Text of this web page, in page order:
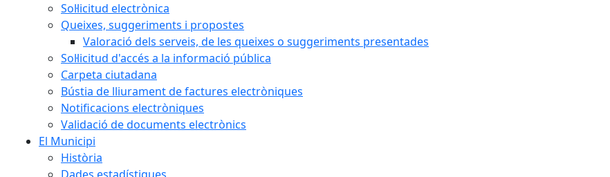
Sol·licitud electrònica
Queixes, suggeriments i propostes
Valoració dels serveis, de les queixes o suggeriments presentades
Sol·licitud d'accés a la informació pública
Carpeta ciutadana
Bústia de lliurament de factures electròniques
Notificacions electròniques
Validació de documents electrònics
El Municipi
Història